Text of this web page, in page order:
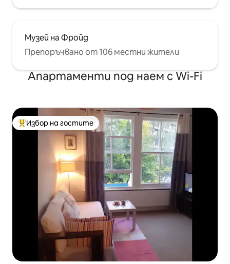
Музей на Фройд
Препоръчвано от 106 местни жители
Апартаменти под наем с Wi-Fi
Най-популярен избор на гостите
Избор на гостите